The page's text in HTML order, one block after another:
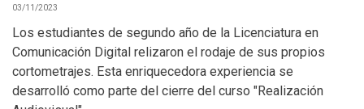
03/11/2023
Los estudiantes de segundo año de la Licenciatura en
Comunicación Digital relizaron el rodaje de sus propios
cortometrajes. Esta enriquecedora experiencia se
desarrolló como parte del cierre del curso "Realización